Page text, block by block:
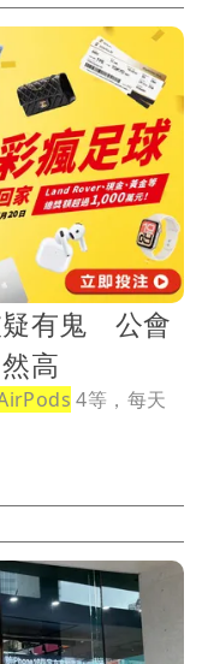
疑有鬼 公會
高
4等，每天